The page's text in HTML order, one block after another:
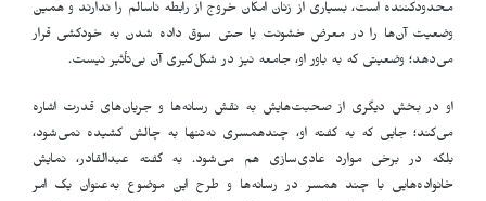
محدودکننده است، بسیاری از زنان امکان خروج از رابطه ناسالم را ندارند و همین
وضعیت آن‌ها را در معرض خشونت یا حتی سوق داده شدن به خودکشی قرار
می‌دهد؛ وضعیتی که به باور او، جامعه نیز در شکل‌گیری آن بی‌تأثیر نیست.
او در بخش دیگری از صحبت‌هایش به نقش رسانه‌ها و جریان‌های قدرت اشاره
می‌کند؛ جایی که به گفته او، چندهمسری نه‌تنها به چالش کشیده نمی‌شود،
بلکه در برخی موارد عادی‌سازی هم می‌شود. به گفته عبدالقادر، نمایش
خانواده‌هایی با چند همسر در رسانه‌ها و طرح این موضوع به‌عنوان یک امر